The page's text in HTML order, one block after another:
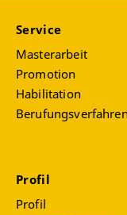
Service
Masterarbeit
Promotion
Habilitation
Berufungsverfahren
Profil
Profil